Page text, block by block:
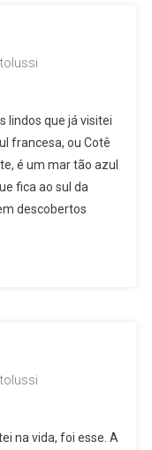
lindos que já visitei
francesa, ou Cotê
é um mar tão azul
fica ao sul da
descobertos
na vida, foi esse. A